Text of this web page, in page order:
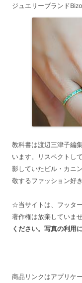
ジュエリーブランド
教科書は渡辺三津子編
います。リスペクトし
影していたビル・カニ
敬するファッション好
☆当サイトは、フッタ
著作権は放棄していま
ください。写真の利用
商品リンクはアプリケ